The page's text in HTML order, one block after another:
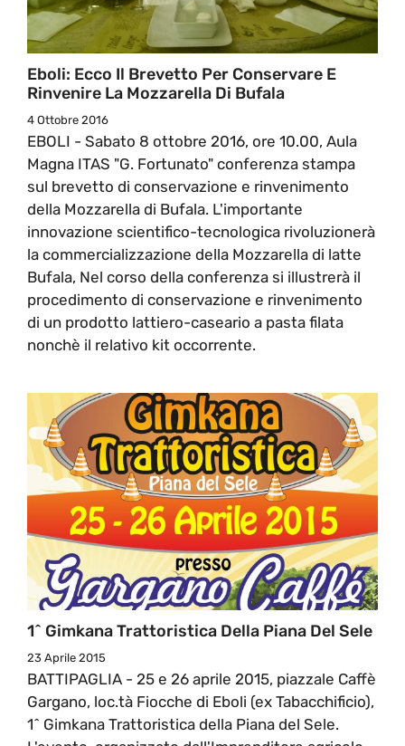
Eboli: Ecco Il Brevetto Per Conservare E
Rinvenire La Mozzarella Di Bufala
4 Ottobre 2016
EBOLI - Sabato 8 ottobre 2016, ore 10.00, Aula
Magna ITAS "G. Fortunato" conferenza stampa
sul brevetto di conservazione e rinvenimento
della Mozzarella di Bufala. L'importante
innovazione scientifico-tecnologica rivoluzionerà
la commercializzazione della Mozzarella di latte
Bufala, Nel corso della conferenza si illustrerà il
procedimento di conservazione e rinvenimento
di un prodotto lattiero-caseario a pasta filata
nonchè il relativo kit occorrente.
1^ Gimkana Trattoristica Della Piana Del Sele
23 Aprile 2015
BATTIPAGLIA - 25 e 26 aprile 2015, piazzale Caffè
Gargano, loc.tà Fiocche di Eboli (ex Tabacchificio),
1^ Gimkana Trattoristica della Piana del Sele.